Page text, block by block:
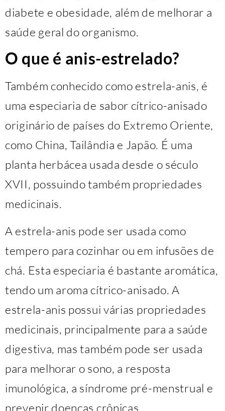
diabete e obesidade, além de melhorar a
saúde geral do organismo.
O que é anis-estrelado?
Também conhecido como estrela-anis, é
uma especiaria de sabor cítrico-anisado
originário de países do Extremo Oriente,
como China, Tailândia e Japão. É uma
planta herbácea usada desde o século
XVII, possuindo também propriedades
medicinais.
A estrela-anis pode ser usada como
tempero para cozinhar ou em infusões de
chá. Esta especiaria é bastante aromática,
tendo um aroma cítrico-anisado. A
estrela-anis possui várias propriedades
medicinais, principalmente para a saúde
digestiva, mas também pode ser usada
para melhorar o sono, a resposta
imunológica, a síndrome pré-menstrual e
prevenir doenças crônicas.